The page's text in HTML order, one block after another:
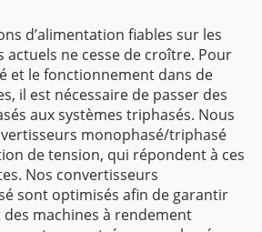
d’alimentation fiables sur les
actuels ne cesse de croître. Pour
et le fonctionnement dans de
il est nécessaire de passer des
aux systèmes triphasés. Nous
monophasé/triphasé
de tension, qui répondent à ces
Nos convertisseurs
sont optimisés afin de garantir
machines à rendement